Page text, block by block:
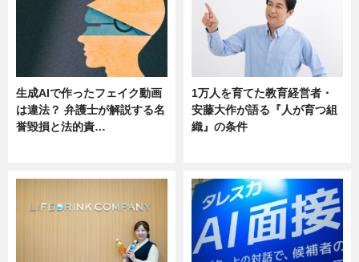
生成AIで作ったフェイク動画
は違法？ 弁護士が解説する名
誉毀損と法的責…
1万人を育てた教育経営者・
安藤大作が語る『人が育つ組
織』の条件